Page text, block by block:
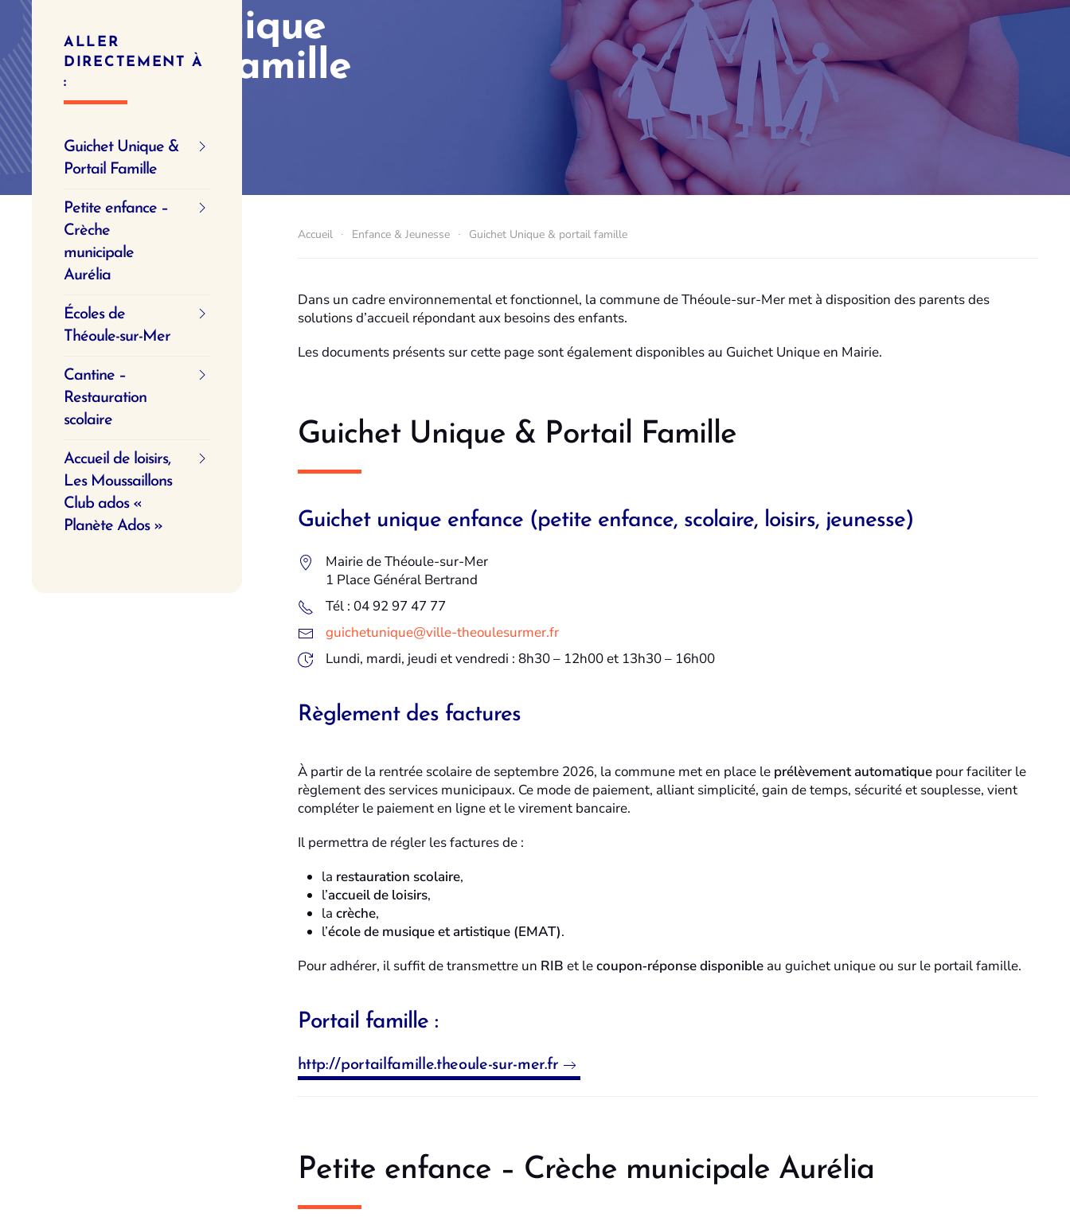
Guichet Unique
& Portail Famille
ALLER
DIRECTEMENT À
:
Guichet Unique &
Portail Famille
Petite enfance –
Crèche
municipale
Aurélia
Écoles de
Théoule-sur-Mer
Cantine –
Restauration
scolaire
Accueil de loisirs,
Les Moussaillons
Club ados «
Planète Ados »
Accueil Enfance & Jeunesse Guichet Unique & portail famille
Dans un cadre environnemental et fonctionnel, la commune de Théoule-sur-Mer met à disposition des parents des
solutions d’accueil répondant aux besoins des enfants.
Les documents présents sur cette page sont également disponibles au Guichet Unique en Mairie.
Guichet Unique & Portail Famille
Guichet unique enfance (petite enfance, scolaire, loisirs, jeunesse)
Mairie de Théoule-sur-Mer
1 Place Général Bertrand
Tél : 04 92 97 47 77
guichetunique@ville-theoulesurmer.fr
Lundi, mardi, jeudi et vendredi : 8h30 – 12h00 et 13h30 – 16h00
Règlement des factures
À partir de la rentrée scolaire de septembre 2026, la commune met en place le prélèvement automatiquepour faciliter le
règlement des services municipaux. Ce mode de paiement, alliant simplicité, gain de temps, sécurité et souplesse, vient
compléter le paiement en ligne et le virement bancaire.
Il permettra de régler les factures de :
la restauration scolaire,
l’accueil de loisirs,
la crèche,
l’école de musique et artistique (EMAT).
Pour adhérer, il suffit de transmettre un RIB et lecoupon‑réponse disponible au guichet unique ou sur le portail famille.
Portail famille :
http://portailfamille.theoule-sur-mer.fr
Petite enfance – Crèche municipale Aurélia